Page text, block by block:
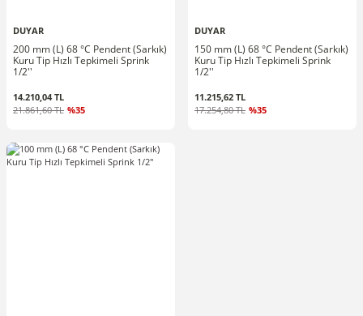
DUYAR
200 mm (L) 68 °C Pendent (Sarkık)
Kuru Tip Hızlı Tepkimeli Sprink
1/2''
14.210,04 TL
21.861,60 TL %35
DUYAR
150 mm (L) 68 °C Pendent (Sarkık)
Kuru Tip Hızlı Tepkimeli Sprink
1/2''
11.215,62 TL
17.254,80 TL %35